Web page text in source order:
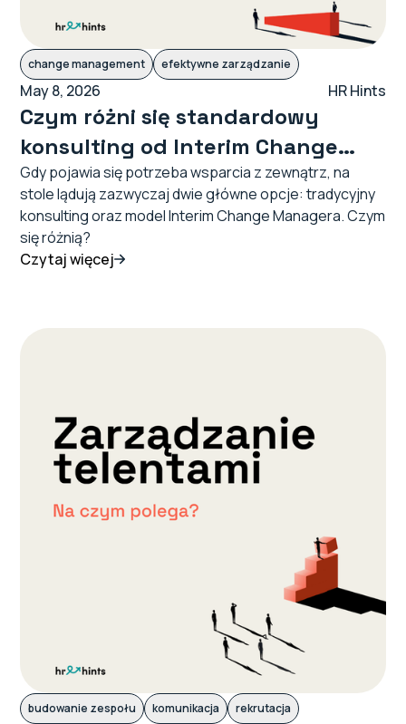
change management efektywne zarządzanie
May 8, 2026 HR Hints
Czym różni się standardowy
konsulting od Interim Change
Managera?
Gdy pojawia się potrzeba wsparcia z zewnątrz, na
stole lądują zazwyczaj dwie główne opcje: tradycyjny
konsulting oraz model Interim Change Managera. Czym
się różnią?
Czytaj więcej
budowanie zespołu komunikacja rekrutacja